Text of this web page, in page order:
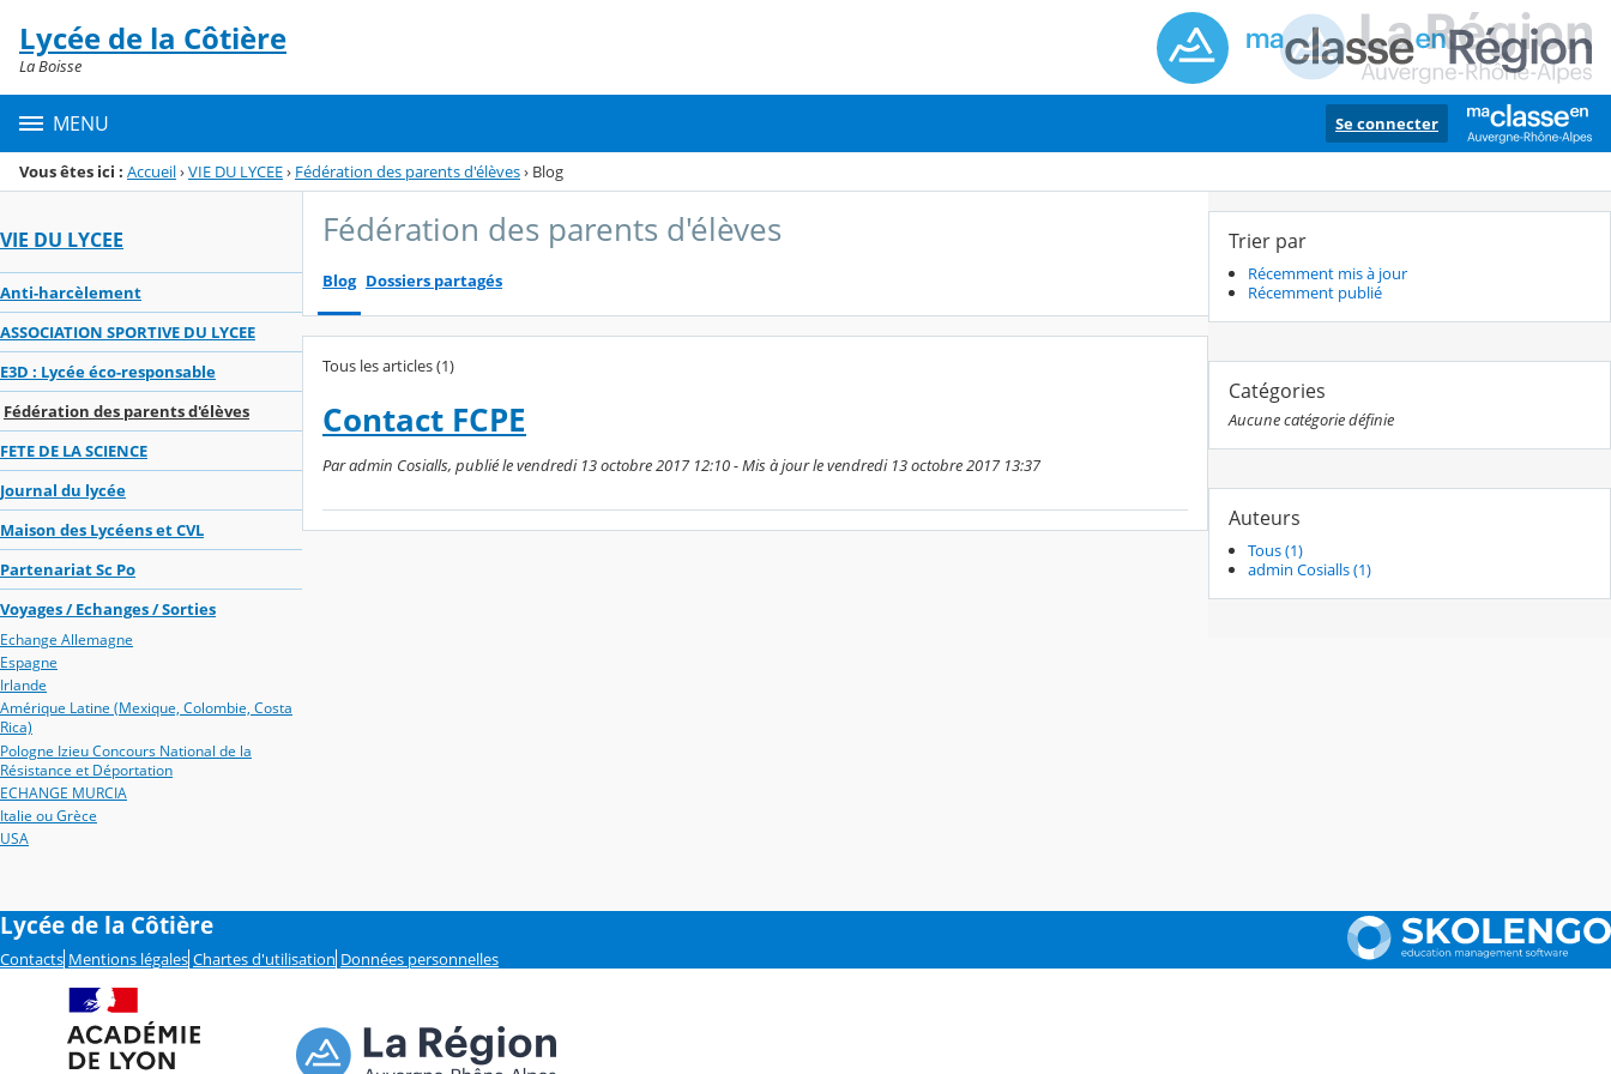
Menu de la rubrique
Contenu
Lycée de la Côtière
La Boisse
MENU Se connecter
Vous êtes ici : Accueil›VIE DU LYCEE› Fédération des parents d'élèves› Blog
VIE DU LYCEE
Anti-harcèlement
ASSOCIATION SPORTIVE DU LYCEE
E3D : Lycée éco-responsable
Fédération des parents d'élèves
FETE DE LA SCIENCE
Journal du lycée
Maison des Lycéens et CVL
Partenariat Sc Po
Voyages / Echanges / Sorties
Echange Allemagne
Espagne
Irlande
Amérique Latine (Mexique, Colombie, Costa
Rica)
Pologne Izieu Concours National de la
Résistance et Déportation
ECHANGE MURCIA
Italie ou Grèce
USA
Fédération des parents d'élèves
Blog Dossiers partagés
Tous les articles (1)
Contact FCPE
Par admin Cosialls, publié le vendredi 13 octobre 2017 12:10 - Mis à jour le vendredi 13 octobre 2017 13:37
Trier par
Récemment mis à jour
Récemment publié
Catégories
Aucune catégorie définie
Auteurs
Tous (1)
admin Cosialls (1)
Lycée de la Côtière
Contacts Mentions légales Chartes d'utilisation Données personnelles